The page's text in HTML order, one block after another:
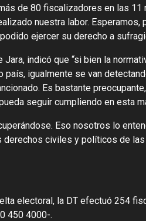
de 80 fiscalizadores en las
nuestra labor. Esperamos,
ejercer su derecho a
indicó que “si bien la
igualmente se van
Es bastante
seguir cumpliendo en esta
Eso nosotros lo
civiles y políticos de
electoral, la DT efectuó 254
450 4000-.